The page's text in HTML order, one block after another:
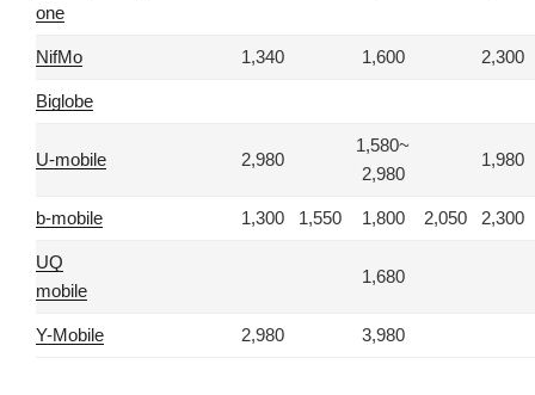
one
NifMo 1,340 1,600 2,300
Biglobe
U-mobile 2,980
1,580~
2,980
1,980
b-mobile 1,300 1,550 1,800 2,050 2,300
UQ
mobile
1,680
Y-Mobile 2,980 3,980